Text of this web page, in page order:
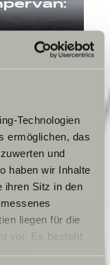
Technologien
ermöglichen, das
und
haben wir Inhalte
ihren Sitz in den
liegen für die
vor. Es besteht